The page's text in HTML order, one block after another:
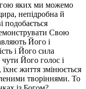
яких ми можемо
непідробна й
подобається
Свою
Його і
і Його сила
Його голос і
життя змінюється
творіннями. То